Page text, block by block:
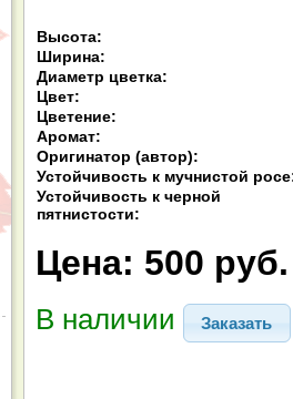
Высота:
Ширина:
Диаметр цветка:
Цвет:
Цветение:
Аромат:
Оригинатор (автор):
Устойчивость к мучнистой
Устойчивость к черной
пятнистости:
Цена: 500 руб.
В наличии Заказать